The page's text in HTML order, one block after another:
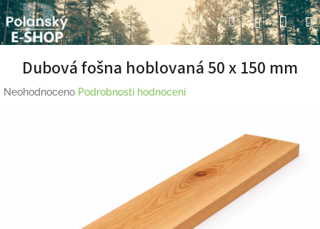
Přejít
na
obsah
HledatPřihlášení
Dubová fošna hoblovaná 50 x 150 mm
Průměrné
Neohodnoceno Podrobnosti hodnocení